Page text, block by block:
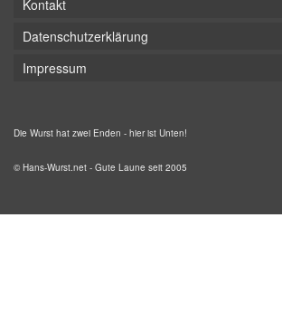
Kontakt
Datenschutzerklärung
Impressum
Die Wurst hat zwei Enden - hier ist Unten!
© Hans-Wurst.net - Gute Laune seit 2005